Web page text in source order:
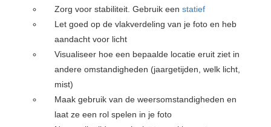
Zorg voor stabiliteit. Gebruik eenstatief
Let goed op de vlakverdeling van je foto en heb
aandacht voor licht
Visualiseer hoe een bepaalde locatie eruit ziet in
andere omstandigheden (jaargetijden, welk licht,
mist)
Maak gebruik van de weersomstandigheden en
laat ze een rol spelen in je foto